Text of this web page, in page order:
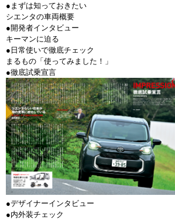
●まずは知っておきたい
シエンタの車両概要
●開発者インタビュー
キーマンに迫る
●日常使いで徹底チェック
まるもの「使ってみました！」
●徹底試乗宣言
●デザイナーインタビュー
●内外装チェック